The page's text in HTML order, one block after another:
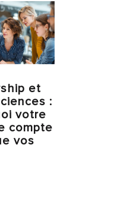
et
:
votre
compte
vos